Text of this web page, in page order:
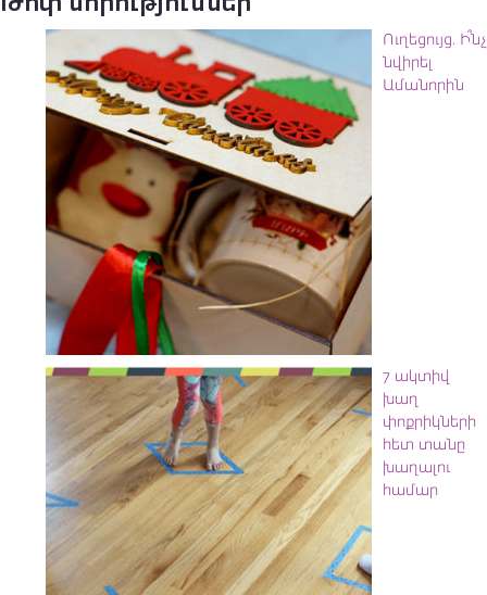
Ուղեցույց. Ի՞նչ
նվիրել
Ամանորին
7 ակտիվ
խաղ
փոքրիկների
հետ տանը
խաղալու
համար